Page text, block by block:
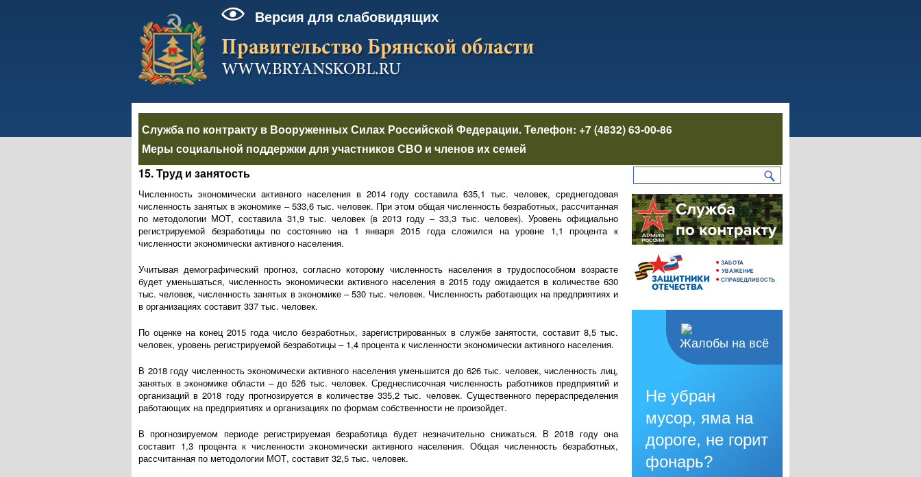
Версия для слабовидящих
Служба по контракту в Вооруженных Силах Российской Федерации. Телефон: +7 (4832) 63-00-86
Меры социальной поддержки для участников СВО и членов их семей
15. Труд и занятость
Численность экономически активного населения в 2014 году составила 635,1 тыс. человек, среднегодовая
численность занятых в экономике – 533,6 тыс. человек. При этом общая численность безработных, рассчитанная
по методологии МОТ, составила 31,9 тыс. человек (в 2013 году – 33,3 тыс. человек). Уровень официально
регистрируемой безработицы по состоянию на 1 января 2015 года сложился на уровне 1,1 процента к
численности экономически активного населения.
Учитывая демографический прогноз, согласно которому численность населения в трудоспособном возрасте
будет уменьшаться, численность экономически активного населения в 2015 году ожидается в количестве 630
тыс. человек, численность занятых в экономике – 530 тыс. человек. Численность работающих на предприятиях и
в организациях составит 337 тыс. человек.
По оценке на конец 2015 года число безработных, зарегистрированных в службе занятости, составит 8,5 тыс.
человек, уровень регистрируемой безработицы – 1,4 процента к численности экономически активного населения.
В 2018 году численность экономически активного населения уменьшится до 626 тыс. человек, численность лиц,
занятых в экономике области – до 526 тыс. человек. Среднесписочная численность работников предприятий и
организаций в 2018 году прогнозируется в количестве 335,2 тыс. человек. Существенного перераспределения
работающих на предприятиях и организациях по формам собственности не произойдет.
В прогнозируемом периоде регистрируемая безработица будет незначительно снижаться. В 2018 году она
составит 1,3 процента к численности экономически активного населения. Общая численность безработных,
рассчитанная по методологии МОТ, составит 32,5 тыс. человек.
Жалобы на всё
Не убран
мусор, яма на
дороге, не горит
фонарь?